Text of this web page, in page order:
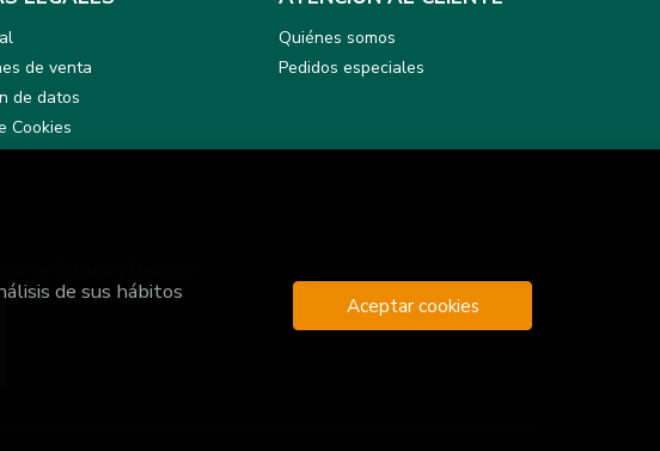
de venta
de datos
Cookies
Quiénes somos
Pedidos especiales
de sus hábitos
Aceptar cookies